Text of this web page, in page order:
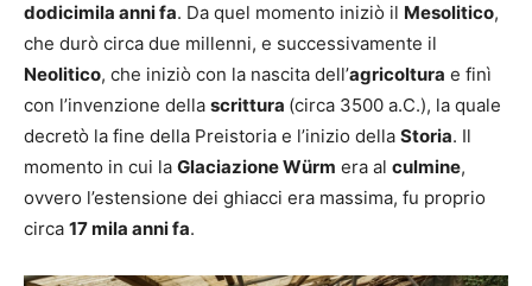
dodicimila anni fa. Da quel momento iniziò il Mesolitico,
che durò circa due millenni, e successivamente il
Neolitico, che iniziò con la nascita dell’agricoltura e finì
con l’invenzione della scrittura (circa 3500 a.C.), la quale
decretò la fine della Preistoria e l’inizio della Storia. Il
momento in cui la Glaciazione Würm era al culmine,
ovvero l’estensione dei ghiacci era massima, fu proprio
circa 17 mila anni fa.